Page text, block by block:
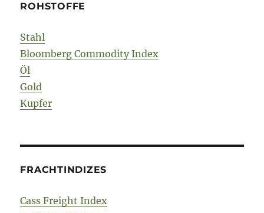
ROHSTOFFE
Stahl
Bloomberg Commodity Index
Öl
Gold
Kupfer
FRACHTINDIZES
Cass Freight Index